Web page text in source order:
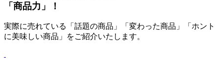
「商品力」！
実際に売れている「話題の商品」「変わった商品」「ホント
に美味しい商品」をご紹介いたします。